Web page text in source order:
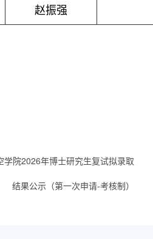
赵振强
学院2026年博士研究生复试拟录取
结果公示（第一次申请-考核制）